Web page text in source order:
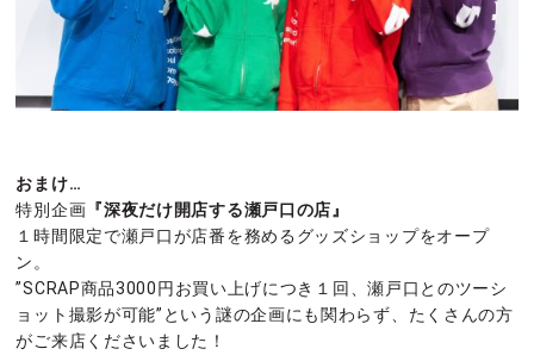
おまけ…
特別企画 『深夜だけ開店する瀬戸口の店』
１時間限定で瀬戸口が店番を務めるグッズショップをオープ
ン。
”SCRAP商品3000円お買い上げにつき１回、瀬戸口とのツーシ
ョット撮影が可能”という謎の企画にも関わらず、たくさんの方
がご来店くださいました！